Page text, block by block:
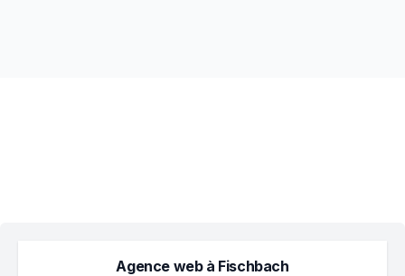
Agence web à Fischbach